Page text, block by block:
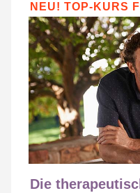
NEU! TOP-KURS
Die